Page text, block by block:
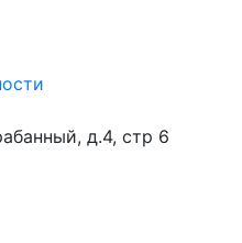
д.4, стр 6